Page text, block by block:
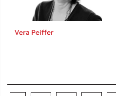
Vera Peiffer